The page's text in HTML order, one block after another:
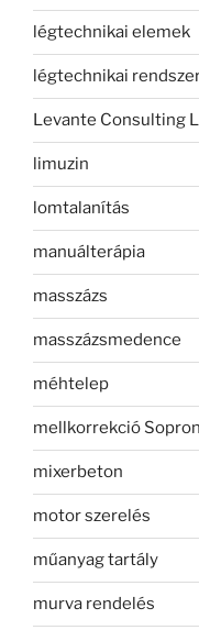
légtechnikai elemek
légtechnikai
Levante Consulting
limuzin
lomtalanítás
manuálterápia
masszázs
masszázsmedence
méhtelep
mellkorrekció Sopron
mixerbeton
motor szerelés
műanyag tartály
murva rendelés